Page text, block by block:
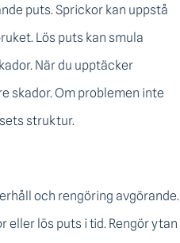
puts. Sprickor kan uppstå
Lös puts kan smula
När du upptäcker
skador. Om problemen inte
struktur.
och rengöring avgörande.
lös puts i tid. Rengör ytan